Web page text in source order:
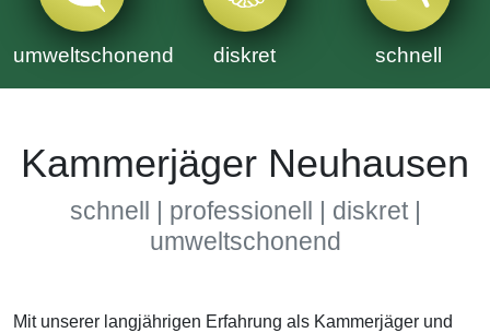
umweltschonend diskret schnell
Kammerjäger Neuhausen
schnell | professionell | diskret |
umweltschonend
Mit unserer langjährigen Erfahrung als Kammerjäger und